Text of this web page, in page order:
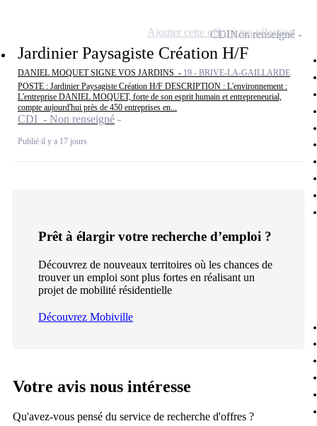
Jardinier Paysagiste Création H/F
DANIEL MOQUET SIGNE VOS JARDINS - 19 - BRIVE-LA-GAILLARDE
POSTE : Jardinier Paysagiste Création H/F DESCRIPTION : L'environnement :
L'entreprise DANIEL MOQUET, forte de son esprit humain et entrepreneurial,
compte aujourd'hui près de 450 entreprises en...
CDI - Non renseigné
Publié il y a 17 jours
CDINon renseigné
Ajouter cette offre à ma sélection
Prêt à élargir votre recherche d’emploi ?
Découvrez de nouveaux territoires où les chances de
trouver un emploi sont plus fortes en réalisant un
projet de mobilité résidentielle
Découvrez Mobiville
Votre avis nous intéresse
Qu'avez-vous pensé du service de recherche d'offres ?